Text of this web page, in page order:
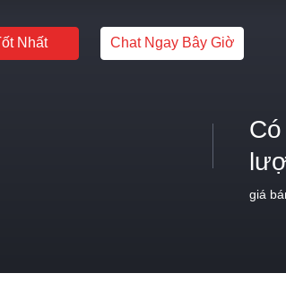
Nhất Chat Ngay Bây Giờ
giá